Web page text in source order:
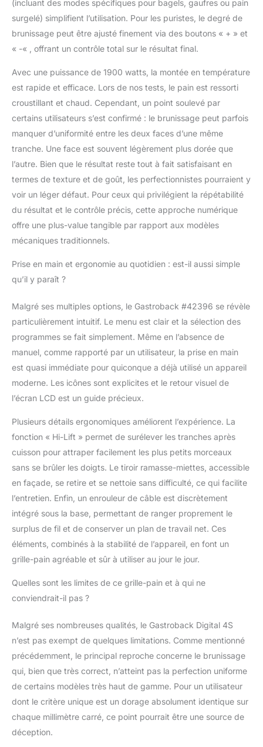
(incluant des modes spécifiques pour bagels, gaufres ou pain
surgelé) simplifient l’utilisation. Pour les puristes, le degré de
brunissage peut être ajusté finement via des boutons « + » et
« -« , offrant un contrôle total sur le résultat final.
Avec une puissance de 1900 watts, la montée en température
est rapide et efficace. Lors de nos tests, le pain est ressorti
croustillant et chaud. Cependant, un point soulevé par
certains utilisateurs s’est confirmé : le brunissage peut parfois
manquer d’uniformité entre les deux faces d’une même
tranche. Une face est souvent légèrement plus dorée que
l’autre. Bien que le résultat reste tout à fait satisfaisant en
termes de texture et de goût, les perfectionnistes pourraient y
voir un léger défaut. Pour ceux qui privilégient la répétabilité
du résultat et le contrôle précis, cette approche numérique
offre une plus-value tangible par rapport aux modèles
mécaniques traditionnels.
Prise en main et ergonomie au quotidien : est-il aussi simple
qu’il y paraît ?
Malgré ses multiples options, le Gastroback #42396 se révèle
particulièrement intuitif. Le menu est clair et la sélection des
programmes se fait simplement. Même en l’absence de
manuel, comme rapporté par un utilisateur, la prise en main
est quasi immédiate pour quiconque a déjà utilisé un appareil
moderne. Les icônes sont explicites et le retour visuel de
l’écran LCD est un guide précieux.
Plusieurs détails ergonomiques améliorent l’expérience. La
fonction « Hi-Lift » permet de surélever les tranches après
cuisson pour attraper facilement les plus petits morceaux
sans se brûler les doigts. Le tiroir ramasse-miettes, accessible
en façade, se retire et se nettoie sans difficulté, ce qui facilite
l’entretien. Enfin, un enrouleur de câble est discrètement
intégré sous la base, permettant de ranger proprement le
surplus de fil et de conserver un plan de travail net. Ces
éléments, combinés à la stabilité de l’appareil, en font un
grille-pain agréable et sûr à utiliser au jour le jour.
Quelles sont les limites de ce grille-pain et à qui ne
conviendrait-il pas ?
Malgré ses nombreuses qualités, le Gastroback Digital 4S
n’est pas exempt de quelques limitations. Comme mentionné
précédemment, le principal reproche concerne le brunissage
qui, bien que très correct, n’atteint pas la perfection uniforme
de certains modèles très haut de gamme. Pour un utilisateur
dont le critère unique est un dorage absolument identique sur
chaque millimètre carré, ce point pourrait être une source de
déception.